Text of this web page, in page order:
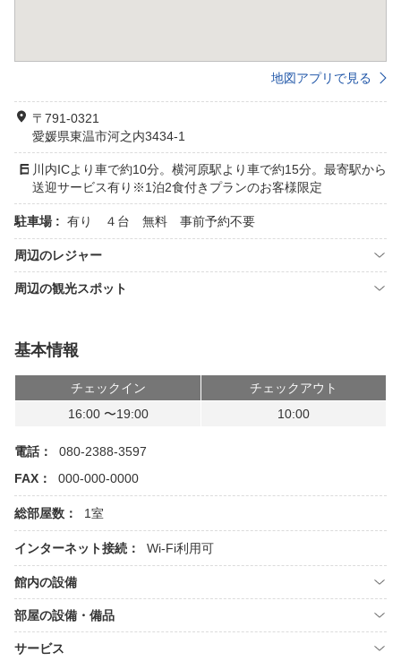
地図アプリで見る
〒791-0321
愛媛県東温市河之内3434-1
川内ICより車で約10分。横河原駅より車で約15分。最寄駅から
送迎サービス有り※1泊2食付きプランのお客様限定
駐車場 : 有り ４台 無料 事前予約不要
周辺のレジャー
周辺の観光スポット
基本情報
チェックイン
チェックアウト
16:00 〜19:00
10:00
電話：
080-2388-3597
FAX：
000-000-0000
総部屋数： 1室
インターネット接続： Wi-Fi利用可
館内の設備
部屋の設備・備品
サービス